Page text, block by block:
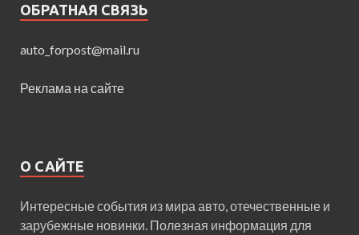
ОБРАТНАЯ СВЯЗЬ
auto_forpost@mail.ru
Реклама на сайте
О САЙТЕ
Интересные события из мира авто, отечественные и
зарубежные новинки. Полезная информация для